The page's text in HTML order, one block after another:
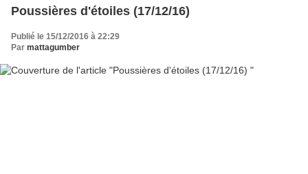
Poussières d'étoiles (17/12/16)
Publié le 15/12/2016 à 22:29
Par mattagumber